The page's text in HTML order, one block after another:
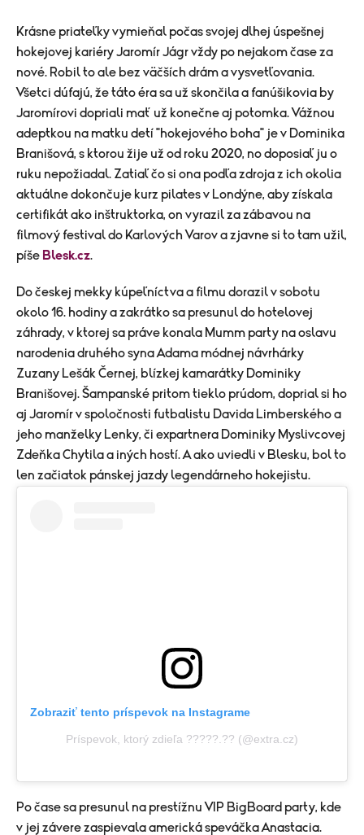
​​Krásne priateľky vymieňal počas svojej dlhej úspešnej
hokejovej kariéry Jaromír Jágr vždy po nejakom čase za
nové. Robil to ale bez väčších drám a vysvetľovania.
Všetci dúfajú, že táto éra sa už skončila a fanúšikovia by
Jaromírovi dopriali mať už konečne aj potomka. Vážnou
adeptkou na matku detí "hokejového boha" je v Dominika
Branišová, s ktorou žije už od roku 2020, no doposiaľ ju o
ruku nepožiadal. Zatiaľ čo si ona podľa zdroja z ich okolia
aktuálne dokončuje kurz pilates v Londýne, aby získala
certifikát ako inštruktorka, on vyrazil za zábavou na
filmový festival do Karlových Varov a zjavne si to tam užil,
píše Blesk.cz.
​Do českej mekky kúpeľníctva a filmu dorazil v sobotu
okolo 16. hodiny a zakrátko sa presunul do hotelovej
záhrady, v ktorej sa práve konala Mumm party na oslavu
narodenia druhého syna Adama módnej návrhárky
Zuzany Lešák Černej, blízkej kamarátky Dominiky
Branišovej. Šampanské pritom tieklo prúdom, doprial si ho
aj Jaromír v spoločnosti futbalistu Davida Limberského a
jeho manželky Lenky, či expartnera Dominiky Myslivcovej
Zdeňka Chytila a iných hostí. A ako uviedli v Blesku, bol to
len začiatok pánskej jazdy legendárneho hokejistu.
Zobraziť tento príspevok na Instagrame
Príspevok, ktorý zdieľa ?????.?? (@extra.cz)
Po čase sa presunul na prestížnu VIP BigBoard party, kde
v jej závere zaspievala americká speváčka Anastacia.